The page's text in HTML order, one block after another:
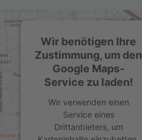
Wir benötigen Ihre
Zustimmung, um den
Google Maps-
Service zu laden!
Wir verwenden einen
Service eines
Drittanbieters, um